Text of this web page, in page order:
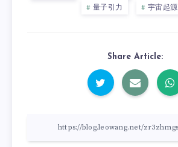
量子引力
宇宙起源
Share Article: